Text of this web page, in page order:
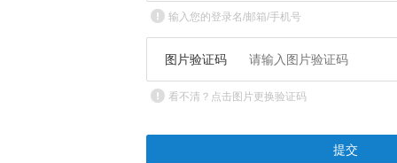
输入您的登录名/邮箱/手机号
图片验证码
看不清？点击图片更换验证码
提交